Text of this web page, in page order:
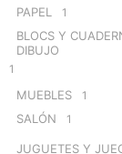
PAPEL 1
BLOCS Y
DIBUJO
1
MUEBLES 1
SALÓN 1
JUGUETES Y